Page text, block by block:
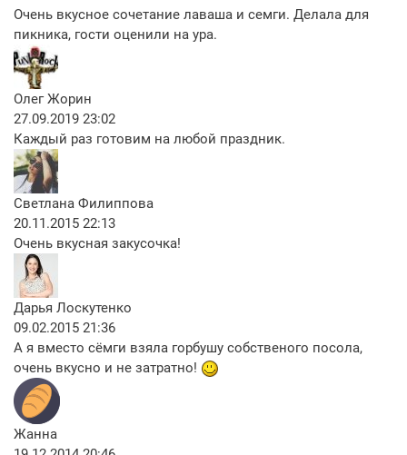
Очень вкусное сочетание лаваша и семги. Делала для
пикника, гости оценили на ура.
Олег Жорин
27.09.2019 23:02
Каждый раз готовим на любой праздник.
Светлана Филиппова
20.11.2015 22:13
Очень вкусная закусочка!
Дарья Лоскутенко
09.02.2015 21:36
А я вместо сёмги взяла горбушу собственого посола,
очень вкусно и не затратно!
Жанна